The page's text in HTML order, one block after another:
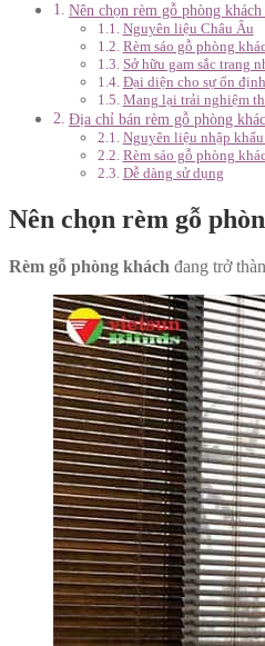
Nên chọn rèm gỗ phòng
Nguyên liệu Châu Âu
Rèm sáo gỗ phòng
Sở hữu gam sắc trang
Đại diện cho sự ổn
Mang lại trải nghiệm
Địa chỉ bán rèm gỗ phòng
Nguyên liệu nhập
Rèm sáo gỗ phòng
Dễ dàng sử dụng
Nên chọn rèm gỗ
Rèm gỗ phòng khách đang trở